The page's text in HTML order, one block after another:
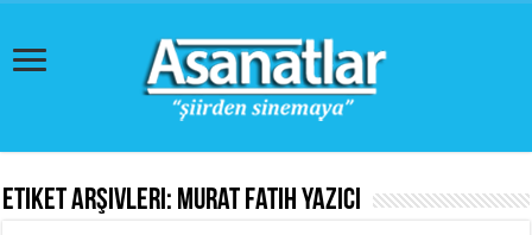
Etiket Arşivleri: Murat Fatih Yazıcı